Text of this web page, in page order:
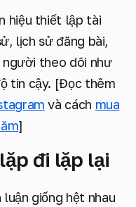
hiệu thiết lập tài
lịch sử đăng bài,
theo dõi như
tin cậy. [Đọc thêm
và cách mua
]
đi lặp lại
giống hệt nhau